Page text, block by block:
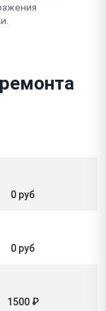
0 руб
0 руб
1500 ₽